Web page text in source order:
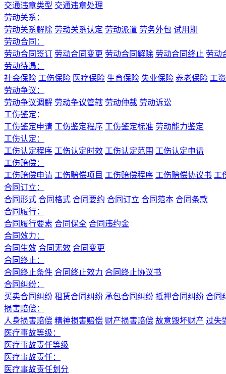
交通违章类型 交通违章处理
劳动关系：
劳动关系解除 劳动关系认定 劳动派遣 劳务外包 试用期
劳动合同：
劳动合同签订 劳动合同变更 劳动合同解除 劳动合同终止 劳动
劳动待遇：
社会保险 工伤保险 医疗保险 生育保险 失业保险 养老保险 工资
劳动争议：
劳动争议调解 劳动争议管辖 劳动仲裁 劳动诉讼
工伤鉴定：
工伤鉴定申请 工伤鉴定程序 工伤鉴定标准 劳动能力鉴定
工伤认定：
工伤认定程序 工伤认定时效 工伤认定范围 工伤认定申请
工伤赔偿：
工伤赔偿申请 工伤赔偿项目 工伤赔偿程序 工伤赔偿协议书 工
合同订立：
合同形式 合同格式 合同要约 合同订立 合同范本 合同条款
合同履行：
合同履行要素 合同保全 合同违约金
合同效力：
合同生效 合同无效 合同变更
合同终止：
合同终止条件 合同终止效力 合同终止协议书
合同纠纷：
买卖合同纠纷 租赁合同纠纷 承包合同纠纷 抵押合同纠纷 合同
损害赔偿：
人身损害赔偿 精神损害赔偿 财产损害赔偿 故意毁坏财产 过失
医疗事故等级：
医疗事故责任等级
医疗事故责任：
医疗事故责任划分